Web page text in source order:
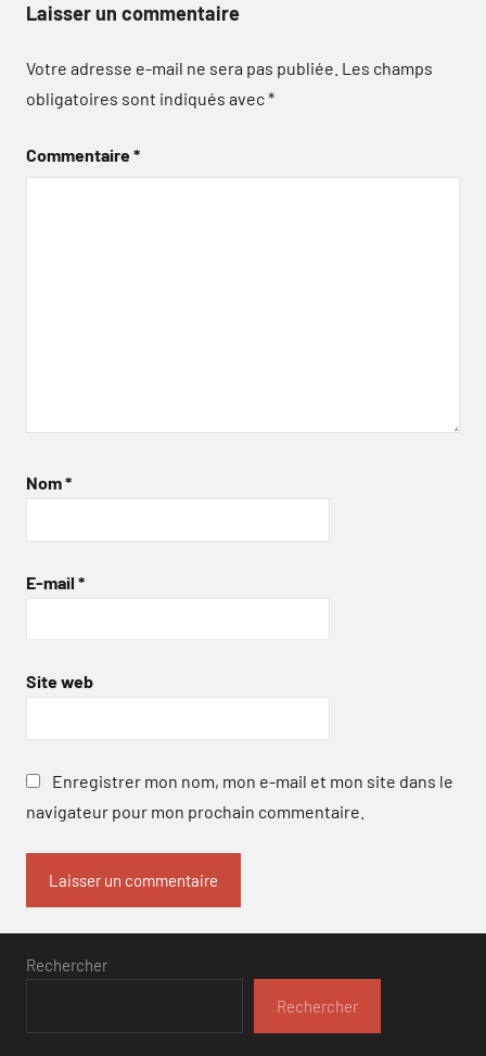
Laisser un commentaire
Votre adresse e-mail ne sera pas publiée. Les champs
obligatoires sont indiqués avec*
Commentaire*
Nom*
E-mail *
Site web
Enregistrer mon nom, mon e-mail et mon site dans le
navigateur pour mon prochain commentaire.
Rechercher
Rechercher